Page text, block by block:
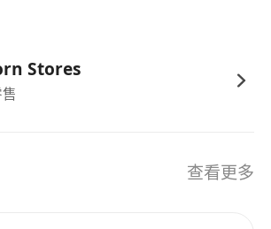
Stores
查看更多